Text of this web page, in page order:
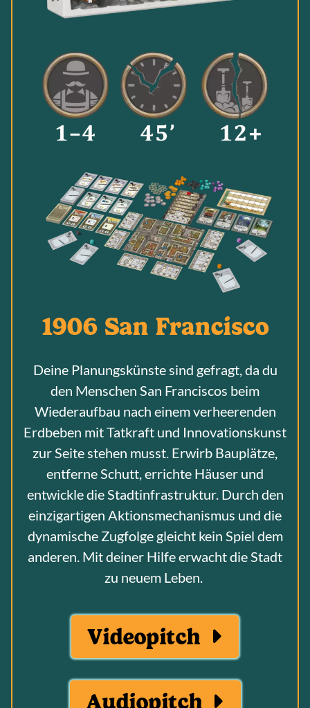
1906 San Francisco
Deine Planungskünste sind gefragt, da du
den Menschen San Franciscos beim
Wiederaufbau nach einem verheerenden
Erdbeben mit Tatkraft und Innovationskunst
zur Seite stehen musst. Erwirb Bauplätze,
entferne Schutt, errichte Häuser und
entwickle die Stadtinfrastruktur. Durch den
einzigartigen Aktionsmechanismus und die
dynamische Zugfolge gleicht kein Spiel dem
anderen. Mit deiner Hilfe erwacht die Stadt
zu neuem Leben.
Videopitch
Audiopitch